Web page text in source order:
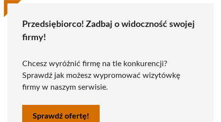
Przedsiębiorco! Zadbaj o widoczność swojej
firmy!
Chcesz wyróżnić firmę na tle konkurencji?
Sprawdź jak możesz wypromować wizytówkę
firmy w naszym serwisie.
Sprawdź ofertę!